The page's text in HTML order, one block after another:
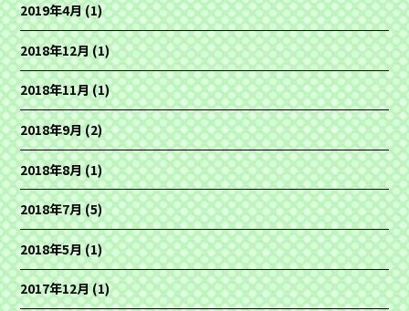
2019年4月(1)
2018年12月(1)
2018年11月(1)
2018年9月(2)
2018年8月(1)
2018年7月(5)
2018年5月(1)
2017年12月(1)